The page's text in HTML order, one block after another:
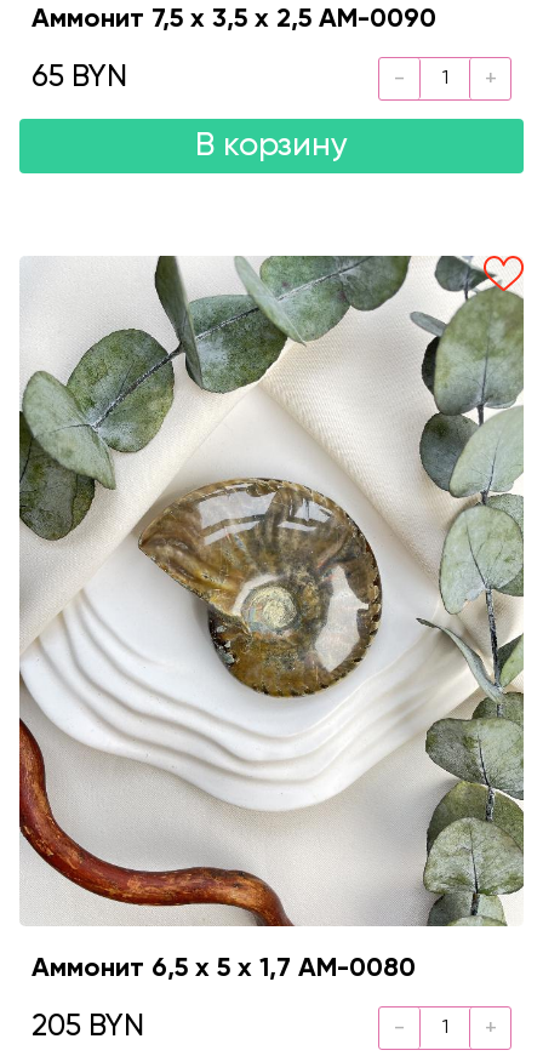
Аммонит 7,5 х 3,5 х 2,5 AM-0090
65 BYN
В корзину
Аммонит 6,5 х 5 х 1,7 AM-0080
205 BYN